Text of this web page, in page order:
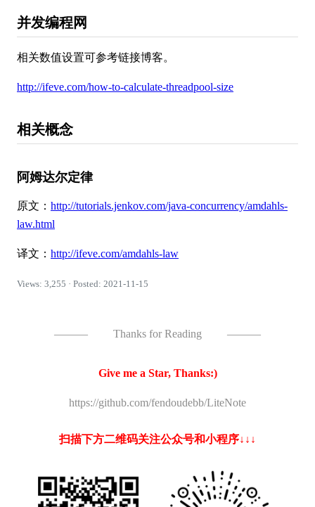
并发编程网
相关数值设置可参考链接博客。
http://ifeve.com/how-to-calculate-threadpool-size
相关概念
阿姆达尔定律
原文： http://tutorials.jenkov.com/java-concurrency/amdahls-
law.html
译文： http://ifeve.com/amdahls-law
Views: 3,255 · Posted: 2021-11-15
——— Thanks for Reading ———
Give me a Star, Thanks:)
https://github.com/fendoudebb/LiteNote
扫描下方二维码关注公众号和小程序↓↓↓